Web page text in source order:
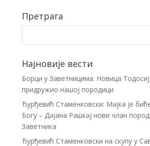
Претрага
Најновије вести
Борци у Заветницима: Новица
придружио нашој породици
Ђурђевић Стаменковски: Мајка је
Богу – Дајана Рашкај нови члан
Заветника
Ђурђевић Стаменковски на скупу у